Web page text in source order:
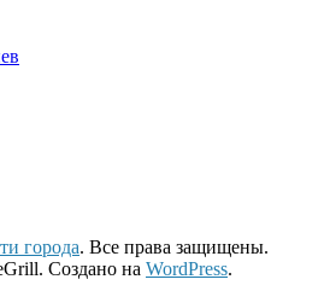
города. Все права защищены.
Создано на WordPress.